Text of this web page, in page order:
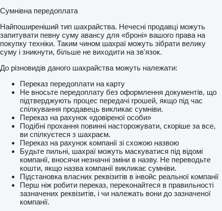
Сумнівна передоплата
Найпоширеніший тип шахрайства. Нечесні продавці можуть
запитувати певну суму авансу для «броні» вашого права на
покупку техніки. Таким чином шахраї можуть зібрати велику
суму і зникнути, більше не виходити на зв'язок.
До різновидів даного шахрайства можуть належати:
Переказ передоплати на карту
Не вносьте передоплату без оформлення документів, що
підтверджують процес передачі грошей, якщо під час
спілкування продавець викликає сумніви.
Переказ на рахунок «довіреної особи»
Подібні прохання повинні насторожувати, скоріше за все,
ви спілкуєтеся з шахраєм.
Переказ на рахунок компанії зі схожою назвою
Будьте пильні, шахраї можуть маскуватися під відомі
компанії, вносячи незначні зміни в назву. Не переводьте
кошти, якщо назва компанії викликає сумніви.
Підстановка власних реквізитів в інвойс реальної компанії
Перш ніж робити переказ, переконайтеся в правильності
зазначених реквізитів, і чи належать вони до зазначеної
компанії.